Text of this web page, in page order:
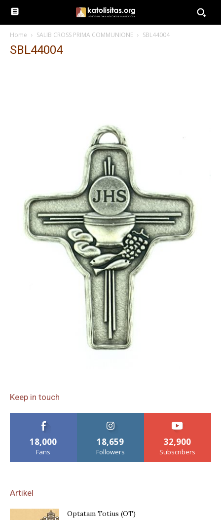
Home SALIB CROSS PRIMA COMMUNIONE SBL44004
SBL44004
Keep in touch
18,000
Fans
18,659
Followers
32,900
Subscribers
Artikel
Optatam Totius (OT)